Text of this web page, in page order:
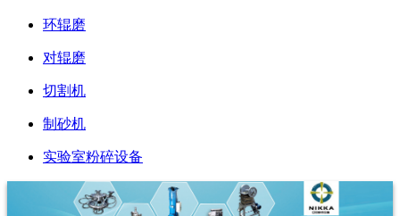
环辊磨
对辊磨
切割机
制砂机
实验室粉碎设备